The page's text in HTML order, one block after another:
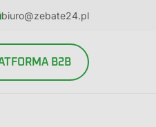
biuro@zebate24.pl
B2B